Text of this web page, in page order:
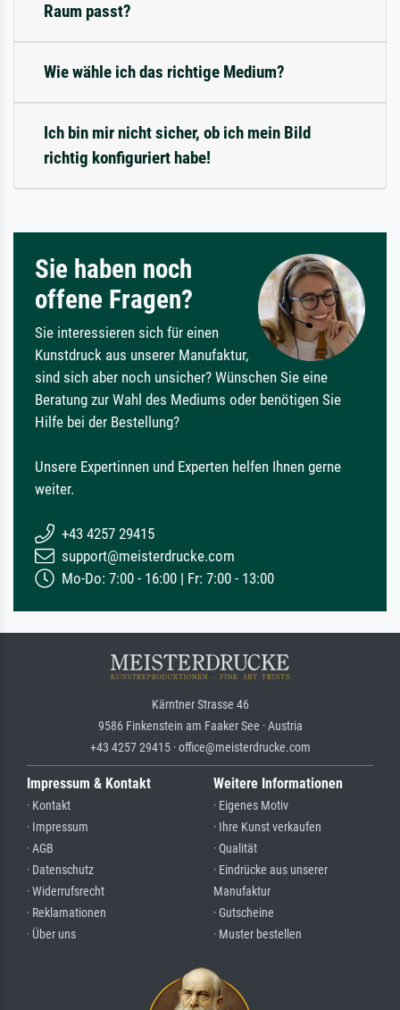
Raum passt?
Wie wähle ich das richtige Medium?
Ich bin mir nicht sicher, ob ich mein Bild
richtig konfiguriert habe!
Sie haben noch
offene Fragen?
Sie interessieren sich für einen
Kunstdruck aus unserer Manufaktur,
sind sich aber noch unsicher? Wünschen Sie eine
Beratung zur Wahl des Mediums oder benötigen Sie
Hilfe bei der Bestellung?
Unsere Expertinnen und Experten helfen Ihnen gerne
weiter.
+43 4257 29415
support@meisterdrucke.com
Mo-Do: 7:00 - 16:00 | Fr: 7:00 - 13:00
Kärntner Strasse 46
9586 Finkenstein am Faaker See · Austria
+43 4257 29415 · office@meisterdrucke.com
Impressum & Kontakt
· Kontakt
· Impressum
· AGB
· Datenschutz
· Widerrufsrecht
· Reklamationen
· Über uns
Weitere Informationen
· Eigenes Motiv
· Ihre Kunst verkaufen
· Qualität
· Eindrücke aus unserer
Manufaktur
· Gutscheine
· Muster bestellen